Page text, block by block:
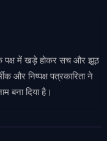
पक्ष में खड़े होकर सच और झूठ
और निष्पक्ष पत्रकारिता ने
बना दिया है।